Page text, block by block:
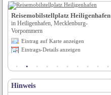
Reisemobilstellplatz Heiligenhafen
in Heiligenhafen, Mecklenburg-
Vorpommern
Eintrag auf Karte anzeigen
Eintrags-Details anzeigen
Hinweis